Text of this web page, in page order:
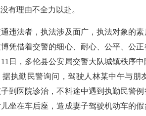
有理由不全力以赴。
违法者，执法涉及面广，执法对象的
凭借着交警的细心、耐心、公平、公
日，多伦县公安局交警大队城镇秩序
执勤民警询问，驾驶人林某中午与朋
到医院诊治，不料途中遇到执勤民警
坐在车后座，造成妻子驾驶机动车的